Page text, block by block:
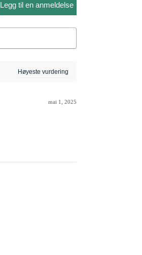
Legg til en anmeldelse
mai 1, 2025